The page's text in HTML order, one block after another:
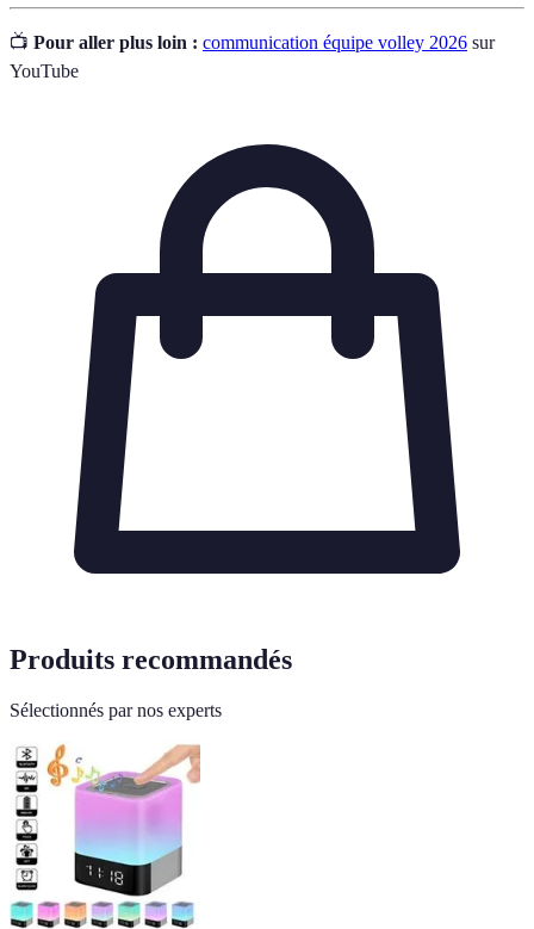
📺 Pour aller plus loin : communication équipe volley 2026 sur
YouTube
Produits recommandés
Sélectionnés par nos experts